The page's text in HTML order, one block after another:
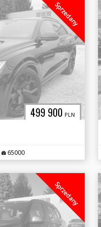
499 900 PLN
Sprzedany
65000
Sprzedany